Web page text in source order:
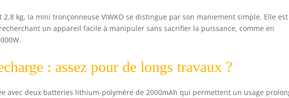
2,8 kg, la mini tronçonneuse VIWKO se distingue par son maniement simple. Elle est
un appareil facile à manipuler sans sacrifier la puissance, comme en
: assez pour de longs travaux ?
avec deux batteries lithium-polymère de 2000mAh qui permettent un usage